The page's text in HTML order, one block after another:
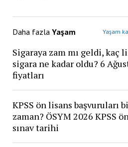
Daha fazla Yaşam Yaşam
Sigaraya zam mı geldi, kaç
sigara ne kadar oldu? 6
fiyatları
KPSS ön lisans başvuruları
zaman? ÖSYM 2026 KPSS
sınav tarihi